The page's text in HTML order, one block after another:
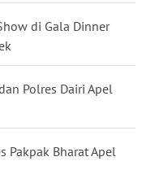
di Gala Dinner
Polres Dairi Apel
Pakpak Bharat Apel